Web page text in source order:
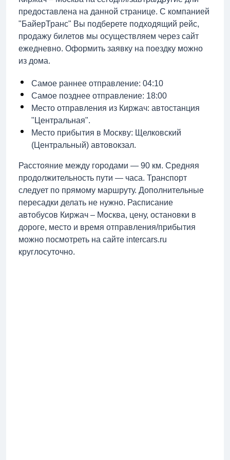
предоставлена на данной странице. С компанией
"БайерТранс" Вы подберете подходящий рейс,
продажу билетов мы осуществляем через сайт
ежедневно. Оформить заявку на поездку можно
из дома.
Самое раннее отправление: 04:10
Самое позднее отправление: 18:00
Место отправления из Киржач: автостанция
"Центральная".
Место прибытия в Москву: Щелковский
(Центральный) автовокзал.
Расстояние между городами — 90 км. Средняя
продолжительность пути — часа. Транспорт
следует по прямому маршруту. Дополнительные
пересадки делать не нужно. Расписание
автобусов Киржач – Москва, цену, остановки в
дороге, место и время отправления/прибытия
можно посмотреть на сайте intercars.ru
круглосуточно.